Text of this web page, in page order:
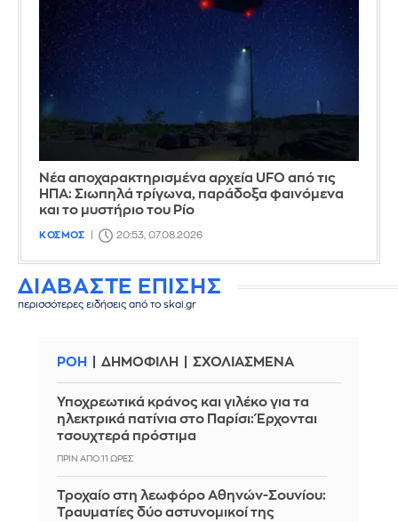
Νέα αποχαρακτηρισμένα αρχεία UFO από τις
ΗΠΑ: Σιωπηλά τρίγωνα, παράδοξα φαινόμενα
και το μυστήριο του Ρίο
ΚΟΣΜΟΣ 20:53, 07.08.2026
ΔΙΑΒΑΣΤΕ ΕΠΙΣΗΣ
περισσότερες ειδήσεις από το skai.gr
ΡΟΗ ΔΗΜΟΦΙΛΗ ΣΧΟΛΙΑΣΜΕΝΑ
Υποχρεωτικά κράνος και γιλέκο για τα
ηλεκτρικά πατίνια στο Παρίσι: Έρχονται
τσουχτερά πρόστιμα
ΠΡΙΝ ΑΠΌ 11 ΏΡΕΣ
Τροχαίο στη λεωφόρο Αθηνών-Σουνίου:
Τραυματίες δύο αστυνομικοί της